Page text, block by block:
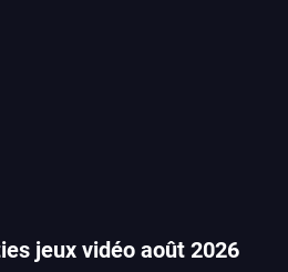
jeux vidéo août 2026